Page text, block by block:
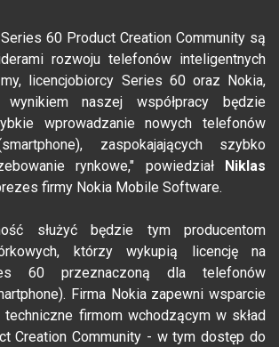
60 Product Creation Community są
rozwoju telefonów inteligentnych
licencjobiorcy Series 60 oraz Nokia,
naszej współpracy będzie
wprowadzanie nowych telefonów
zaspokajających szybko
rynkowe," powiedział
Niklas
firmy Nokia Mobile Software.
służyć będzie tym producentom
którzy wykupią licencję na
60 przeznaczoną dla telefonów
Firma Nokia zapewni wsparcie
techniczne firmom wchodzącym w skład
Creation Community - w tym dostęp do